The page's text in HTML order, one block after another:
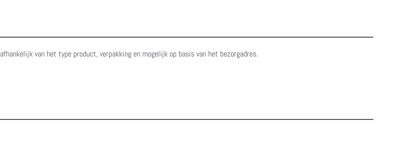
van het type product, verpakking en mogelijk op basis van het bezorgadres.